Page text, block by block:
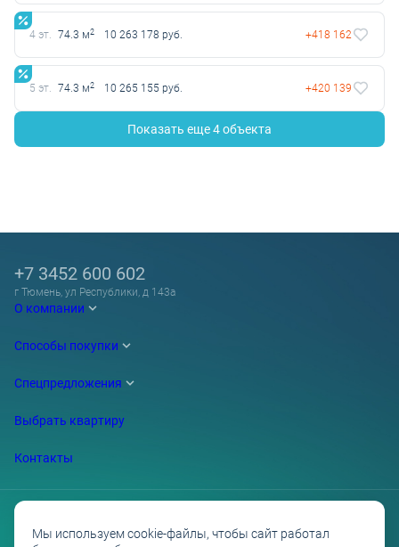
4 эт. 74.3 м2 10 263 178 руб. +418 162
5 эт. 74.3 м2 10 265 155 руб. +420 139
Показать еще 4 объектa
О компании
Способы покупки
Спецпредложения
Выбрать квартиру
Контакты
+7 3452 600 602
г Тюмень, ул Республики, д 143а
Мы используем cookie-файлы, чтобы сайт работал